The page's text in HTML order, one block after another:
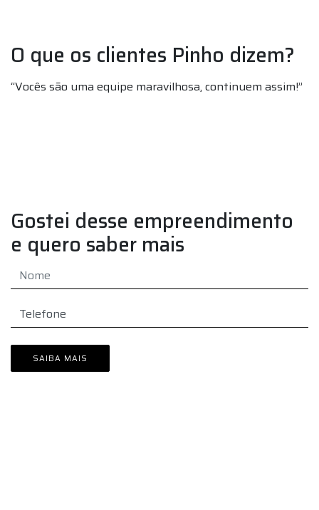
O que os clientes Pinho dizem?
“Vocês são uma equipe maravilhosa, continuem assim!”
Gostei desse empreendimento
e quero saber mais